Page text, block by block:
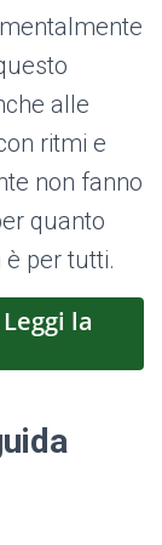
alle
ritmi e
non fanno
quanto
per tutti.
la